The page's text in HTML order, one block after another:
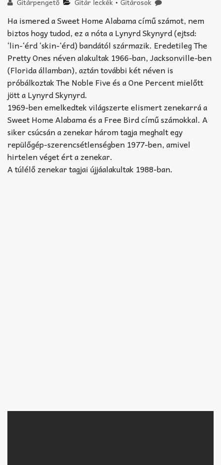
TABok
Improvizáció
Ha ismered a Sweet Home Alabama című számot, nem
biztos hogy tudod, ez a nóta a Lynyrd Skynyrd (ejtsd:
‘lin-‘érd ‘skin-‘érd) bandától származik. Eredetileg The
Pretty Ones néven alakultak 1966-ban, Jacksonville-ben
(Florida államban), aztán további két néven is
próbálkoztak The Noble Five és a One Percent mielőtt
jött a Lynyrd Skynyrd.
1969-ben emelkedtek világszerte elismert zenekarrá a
Sweet Home Alabama és a Free Bird című számokkal. A
siker csúcsán a zenekar három tagja meghalt egy
repülőgép-szerencsétlenségben 1977-ben, amivel
hirtelen véget ért a zenekar.
A túlélő zenekar tagjai újjáalakultak 1988-ban.